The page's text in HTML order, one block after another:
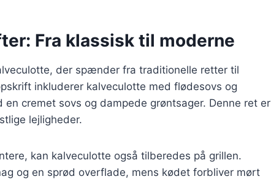
Fra klassisk til moderne
der spænder fra traditionelle retter til
inkluderer kalveculotte med flødesovs og
cremet sovs og dampede grøntsager. Denne ret er
lejligheder.
kan kalveculotte også tilberedes på grillen.
og en sprød overflade, mens kødet forbliver mørt